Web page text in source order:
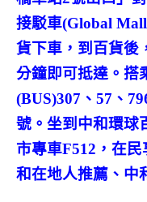
接駁車(Global
貨下車，到百貨後
分鐘即可抵達。搭
(BUS)307、57、
號。坐到中和環球
市專車F512，在
和在地人推薦、中